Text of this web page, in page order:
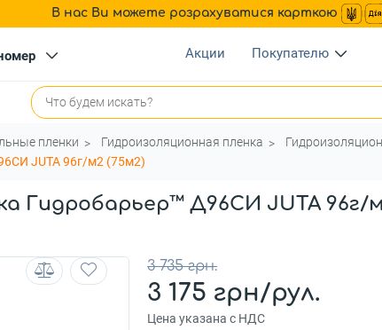
В нас Ви можете розрахуватися карткою
Акции Покупателю
пленки Гидроизоляционная пленка
JUTA 96г/м2 (75м2)
Гидробарьер™ Д96СИ JUTA 96г/
3 735 грн.
3 175 грн/рул.
Цена указана с НДС